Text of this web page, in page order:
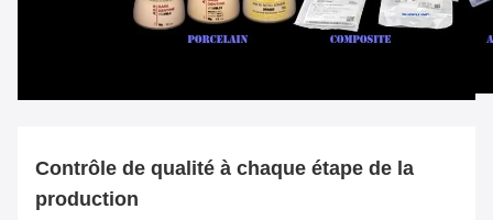
Contrôle de qualité à chaque étape de la
production